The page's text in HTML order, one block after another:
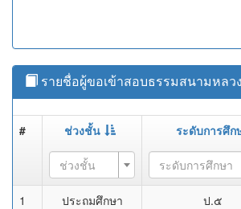
รายชื่อผู้ขอเข้าสอบธรรมสนามหล
# ช่วงชั้น ระดับการศึก
ช่วงชั้น ระดับการศึกษา
1 ประถมศึกษา ป.๕